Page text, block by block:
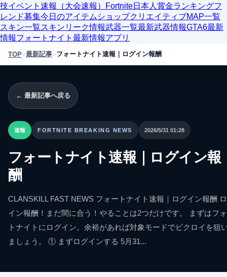
技イベント速報（大会速報）
Fortnite日本人賞金ランキングフ
レンド募集今日のアイテムショップクリエイティブMAP一覧
スキン一覧スキンリーク情報武器一覧最新武器情報GTA6最新
情報フォートナイト最新情報アプリ
TOP>最新記事>フォートナイト速報｜ログイン報酬
← 最新記事へ戻る
速報 FORTNITE BREAKING NEWS 2026/5/31 01:28
フォートナイト速報｜ログイン報
酬
CLANSKILL FAST NEWS フォートナイト速報｜ログイン報酬
イン報酬！まだ間に合う！やることは2つだけです。 まずはフ
トナイトにログイン。余裕があれば対象モードでビクロイを狙
ましょう。 ① まずログインする 5月31...